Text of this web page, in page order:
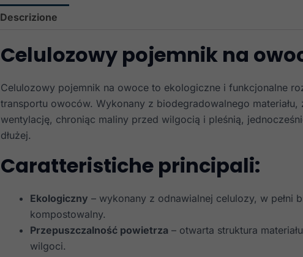
Descrizione
Celulozowy pojemnik na
Celulozowy pojemnik na owoce to ekologiczne i funkcjonalne
transportu owoców. Wykonany z biodegradowalnego
wentylację, chroniąc maliny przed wilgocią i pleśnią,
dłużej.
Caratteristiche principali:
Ekologiczny – wykonany z odnawialnej celulozy, w pełni
kompostowalny.
Przepuszczalność powietrza – otwarta struktura
wilgoci.